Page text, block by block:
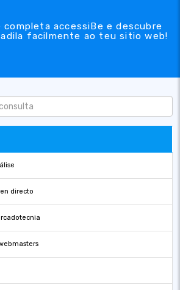
completa accessiBe e descubre
facilmente ao teu sitio web!
directo